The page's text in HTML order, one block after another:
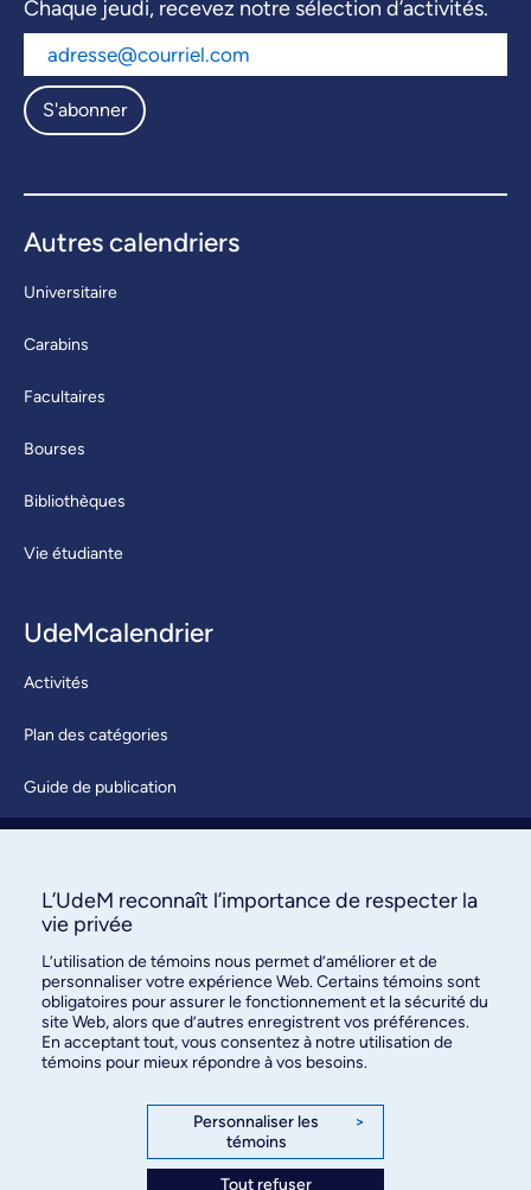
Chaque jeudi, recevez notre sélection d’activités.
S'abonner
Autres calendriers
Universitaire
Carabins
Facultaires
Bourses
Bibliothèques
Vie étudiante
UdeMcalendrier
Activités
Plan des catégories
Guide de publication
À propos / Nous joindre
des relations publiques
3744, rue Jean-Brillant, bureau 490
Montréal (Québec) H3T 1P1
L’UdeM reconnaît l’importance de respecter la
vie privée
L’utilisation de témoins nous permet d’améliorer et de
personnaliser votre expérience Web. Certains témoins sont
obligatoires pour assurer le fonctionnement et la sécurité du
site Web, alors que d’autres enregistrent vos préférences.
En acceptant tout, vous consentez à notre utilisation de
témoins pour mieux répondre à vos besoins.
Personnaliser les
témoins
>
Tout refuser